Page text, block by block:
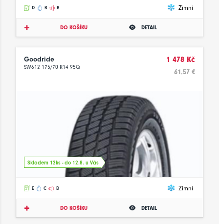
D B B Zimní
DO KOŠÍKU DETAIL
Goodride
SW612 175/70 R14 95Q
1 478 Kč
61.57 €
Skladem 12ks - do 12.8. u Vás
E C B Zimní
DO KOŠÍKU DETAIL